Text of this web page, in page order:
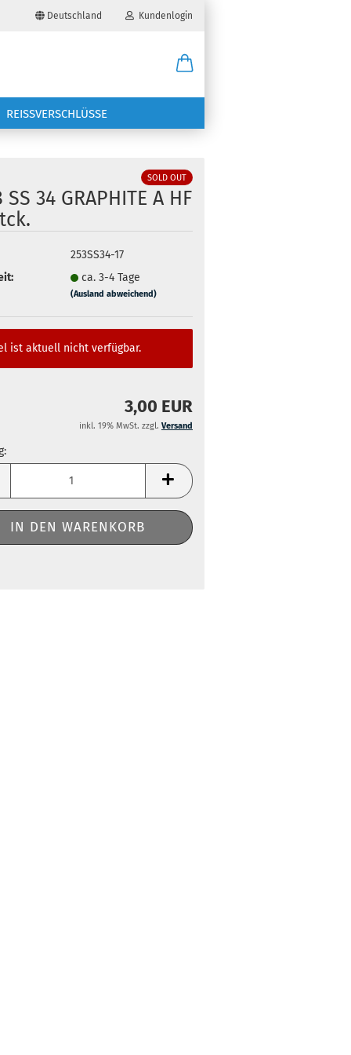
Deutschland Kundenlogin
vergessen?
REISSVERSCHLÜSSE
SOLD OUT
SS 34 GRAPHITE A HF
253SS34-17
ca. 3-4 Tage
(Ausland abweichend)
ist aktuell nicht verfügbar.
3,00 EUR
inkl. 19% MwSt. zzgl. Versand